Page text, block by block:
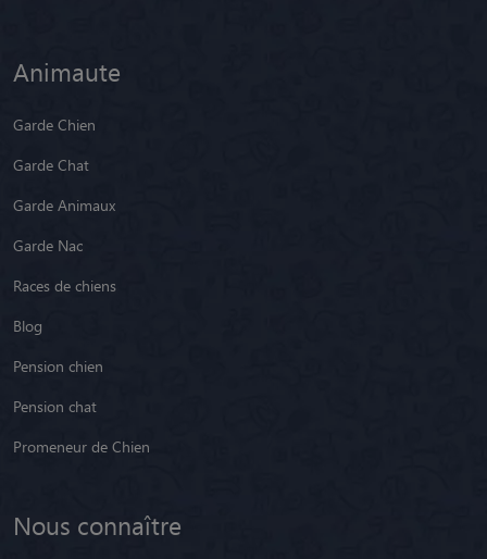
Animaute
Garde Chien
Garde Chat
Garde Animaux
Garde Nac
Races de chiens
Blog
Pension chien
Pension chat
Promeneur de Chien
Nous connaître